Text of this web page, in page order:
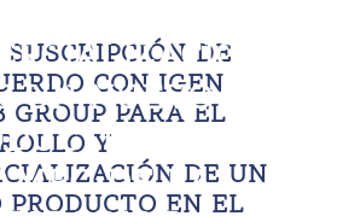
UN NUEVO
EN EL
DE LA
SUSCRIPCIÓN DE
CON IGEN
GROUP PARA EL
Y
DE UN
PRODUCTO EN EL